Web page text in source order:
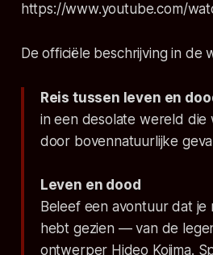
https://www.youtube.com/
De officiële beschrijving in de
Reis tussen leven en
in een desolate wereld
door bovennatuurlijke
Leven en dood
Beleef een avontuur dat
hebt gezien — van de
ontwerper Hideo Kojima.